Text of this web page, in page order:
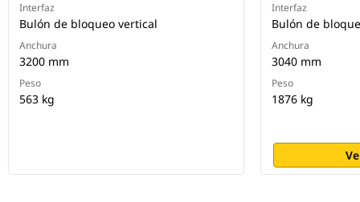
Interfaz
Bulón de bloqueo vertical
Anchura
3200 mm
Peso
563 kg
Interfaz
Bulón de
Anchura
3040 mm
Peso
1876 kg